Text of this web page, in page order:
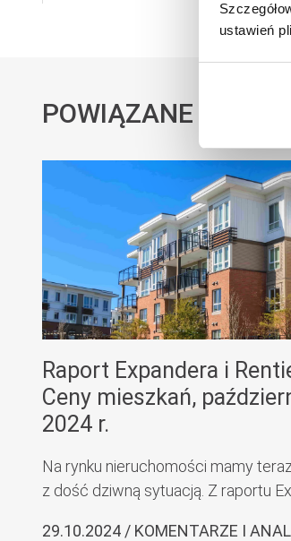
ustawień
POWIĄZANE
Raport Expandera i
Ceny mieszkań,
2024 r.
Na rynku nieruchomości mamy
z dość dziwną sytuacją. Z raportu
29.10.2024 / KOMENTARZE I